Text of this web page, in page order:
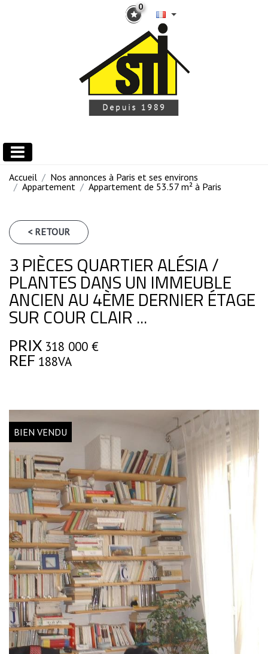
0
Accueil
Nos annonces à Paris et ses environs
Appartement
Appartement de 53.57 m² à Paris
< RETOUR
3 PIÈCES QUARTIER ALÉSIA /
PLANTES DANS UN IMMEUBLE
ANCIEN AU 4ÈME DERNIER ÉTAGE
SUR COUR CLAIR ...
PRIX 318 000 €
REF 188VA
BIEN VENDU